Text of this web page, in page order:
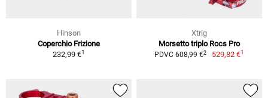
Hinson
Coperchio Frizione
232,99 €1
Xtrig
Morsetto triplo Rocs Pro
PDVC 608,99 €2 529,82 €1